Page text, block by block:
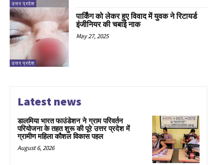
उत्तर प्रदेश
उत्तर प्रदेश
पार्किंग को लेकर हुए विवाद में युवक ने रिटायर्ड
इंजीनियर की चबाई नाक
May 27, 2025
Latest news
डालमिया भारत फाउंडेशन ने ग्राम परिवर्तन
परियोजना के तहत शुरू की पूरे उत्तर प्रदेश में
ग्रामीण महिला कौशल विकास पहल
August 6, 2026